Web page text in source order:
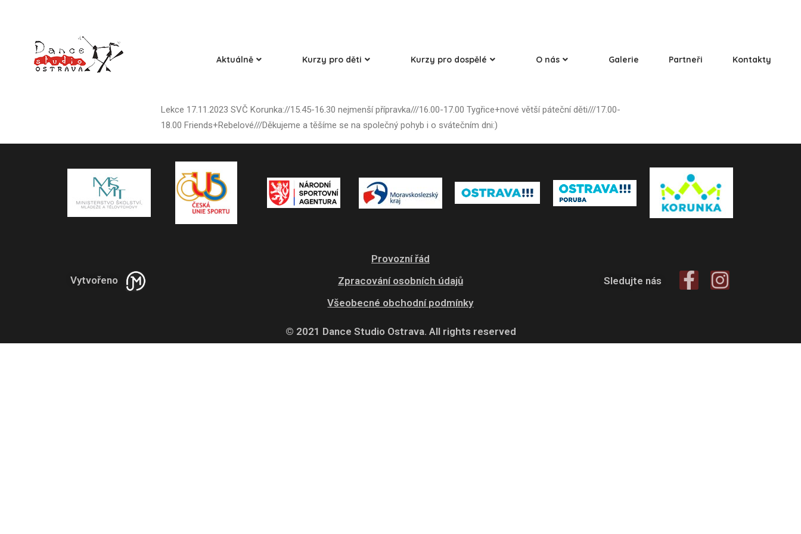
Aktuálně Kurzy pro děti Kurzy pro dospělé O nás Galerie Partneři Kontakty
Lekce 17.11.2023 SVČ Korunka://15.45-16.30 nejmenší přípravka///16.00-17.00 Tygřice+nové větší páteční děti///17.00-
18.00 Friends+Rebelové///Děkujeme a těšíme se na společný pohyb i o svátečním dni:)
Vytvořeno
Provozní řád
Zpracování osobních údajů
Všeobecné obchodní podmínky
Sledujte nás
© 2021 Dance Studio Ostrava. All rights reserved